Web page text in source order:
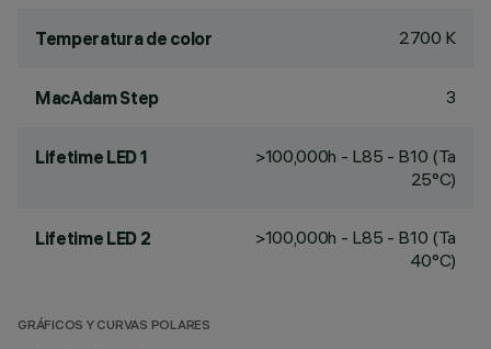
Temperatura de color 2700 K
MacAdam Step 3
Lifetime LED 1
>100,000h - L85 - B10 (Ta
25°C)
Lifetime LED 2
>100,000h - L85 - B10 (Ta
40°C)
GRÁFICOS Y CURVAS POLARES